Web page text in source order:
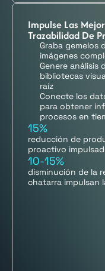
Impulse Las
Trazabilidad De
Graba gemelos
imágenes
Genere
bibliotecas
raíz
Conecte los
para obtener
procesos en
15%
reducción de
proactivo
10-15%
disminución de la
chatarra impulsan